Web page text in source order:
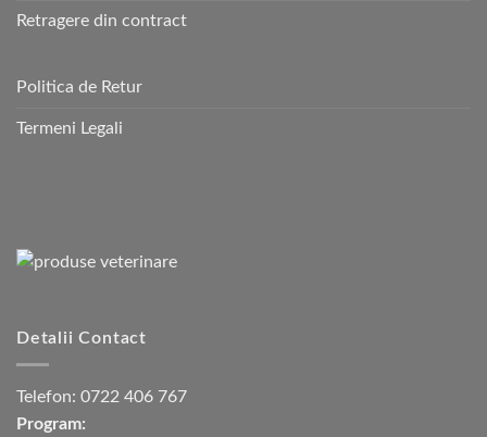
Retragere din contract
Politica de Retur
Termeni Legali
Detalii Contact
Telefon: 0722 406 767
Program: